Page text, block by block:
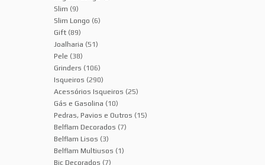
Slim (9)
Slim Longo (6)
Gift (89)
Joalharia (51)
Pele (38)
Grinders (106)
Isqueiros (290)
Acessórios Isqueiros (25)
Gás e Gasolina (10)
Pedras, Pavios e Outros (15)
Belflam Decorados (7)
Belflam Lisos (3)
Belflam Multiusos (1)
Bic Decorados (7)